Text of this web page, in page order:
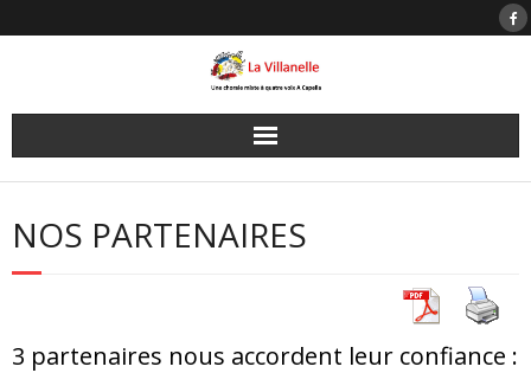
to
NOS PARTENAIRES
3 partenaires nous accordent leur confiance :